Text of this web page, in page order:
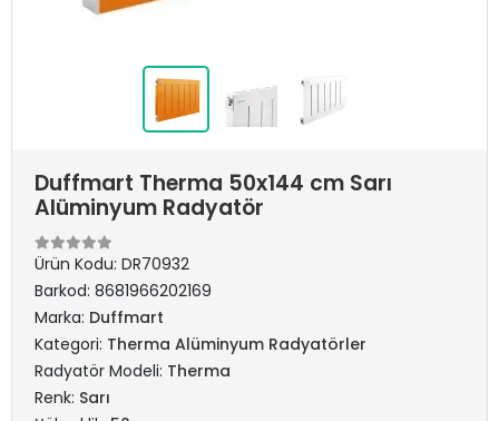
Duffmart Therma 50x144 cm Sarı
Alüminyum Radyatör
Ürün Kodu: DR70932
Barkod: 8681966202169
Marka: Duffmart
Kategori: Therma Alüminyum Radyatörler
Radyatör Modeli: Therma
Renk: Sarı